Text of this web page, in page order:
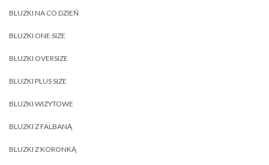
BLUZKI NA CO DZIEŃ
BLUZKI ONE SIZE
BLUZKI OVERSIZE
BLUZKI PLUS SIZE
BLUZKI WIZYTOWE
BLUZKI Z FALBANĄ
BLUZKI Z KORONKĄ